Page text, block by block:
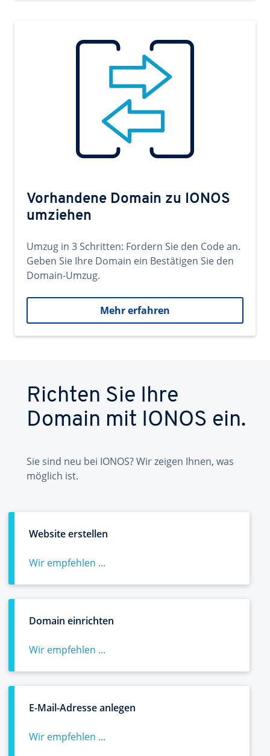
Vorhandene Domain zu IONOS
umziehen
Umzug in 3 Schritten: Fordern Sie den Code an.
Geben Sie Ihre Domain ein Bestätigen Sie den
Domain-Umzug.
Mehr erfahren
Richten Sie Ihre
Domain mit IONOS ein.
Sie sind neu bei IONOS? Wir zeigen Ihnen, was
möglich ist.
Website erstellen
Wir empfehlen ...
Domain einrichten
Wir empfehlen ...
E-Mail-Adresse anlegen
Wir empfehlen ...